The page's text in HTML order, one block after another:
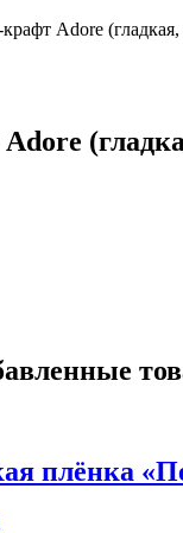
крафт Adore
плёнка